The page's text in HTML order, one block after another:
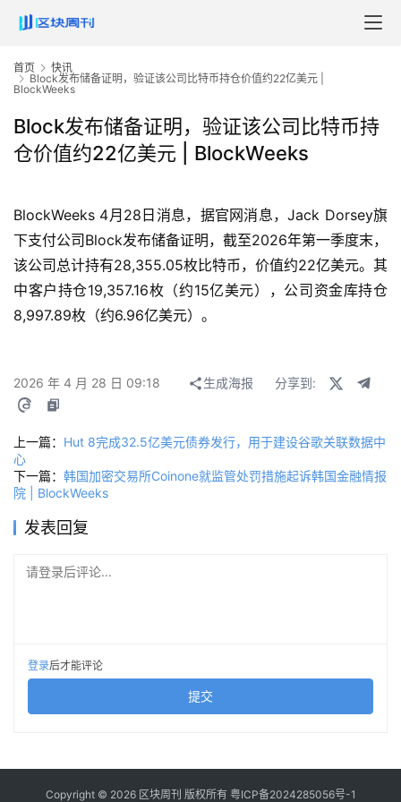
首页
快讯
Block发布储备证明，验证该公司比特币持仓价值约22亿美元 |
BlockWeeks
Block发布储备证明，验证该公司比特币持
仓价值约22亿美元 | BlockWeeks
BlockWeeks 4月28日消息，据官网消息，Jack Dorsey旗
下支付公司Block发布储备证明，截至2026年第一季度末，
该公司总计持有28,355.05枚比特币，价值约22亿美元。其
中客户持仓19,357.16枚（约15亿美元），公司资金库持仓
8,997.89枚（约6.96亿美元）。
2026 年 4 月 28 日 09:18 生成海报 分享到:
上一篇： Hut 8完成32.5亿美元债券发行，用于建设谷歌关联数据中
心
下一篇： 韩国加密交易所Coinone就监管处罚措施起诉韩国金融情报
院 | BlockWeeks
发表回复
请登录后评论...
登录后才能评论
提交
Copyright © 2026 区块周刊 版权所有 粤ICP备2024285056号-1